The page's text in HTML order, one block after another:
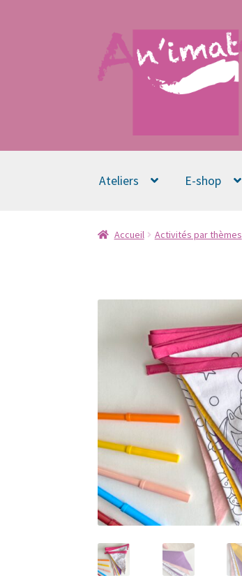
Aller
la
Aller
au
contenu
Ateliers E-shop
Accueil Activités par thèmes